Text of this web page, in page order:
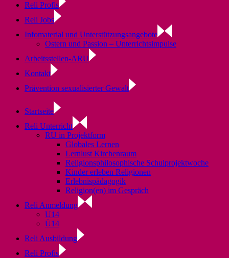
Reli Profis
Reli Jobs
Infomaterial und Unterstützungsangebote
Ostern und Passion – Unterrichtsimpulse
Arbeitsstellen-ARU
Kontakt
Prävention sexualisierter Gewalt
Startseite
Reli Unterricht
RU in Projektform
Globales Lernen
Lernlust Kirchenraum
Religionsphilosophische Schulprojektwoche
Kinder erleben Religionen
Erlebnispädagogik
Religion(en) im Gespräch
Reli Anmeldung
U14
Ü14
Reli Ausbildung
Reli Profis